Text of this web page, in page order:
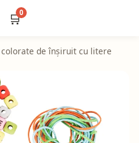
🛒0
de înșiruit cu litere